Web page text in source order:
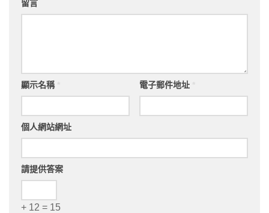
留言
顯示名稱 電子郵件地址
個人網站網址
請提供答案
+ 12 = 15